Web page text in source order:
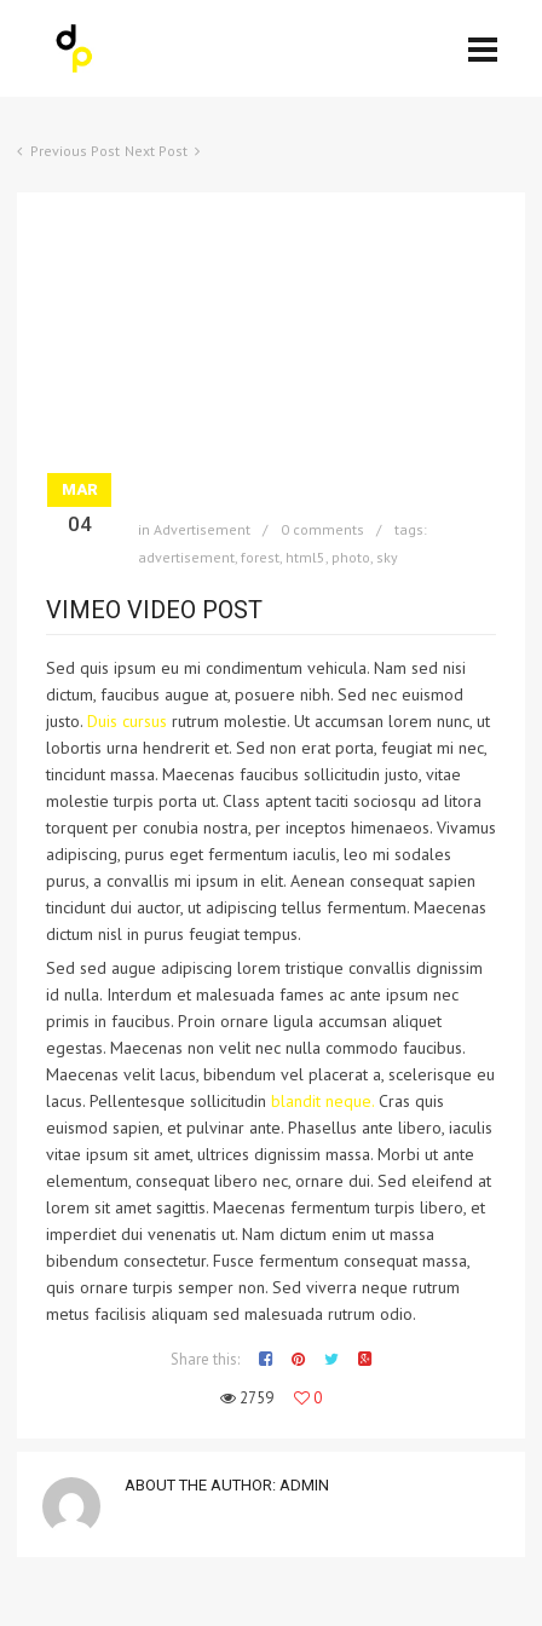
Previous Post Next Post
MAR
04 in Advertisement 0 comments
tags:
advertisement, forest, html5, photo, sky
VIMEO VIDEO POST
Sed quis ipsum eu mi condimentum vehicula. Nam sed nisi
dictum, faucibus augue at, posuere nibh. Sed nec euismod
justo. Duis cursus rutrum molestie. Ut accumsan lorem nunc, ut
lobortis urna hendrerit et. Sed non erat porta, feugiat mi nec,
tincidunt massa. Maecenas faucibus sollicitudin justo, vitae
molestie turpis porta ut. Class aptent taciti sociosqu ad litora
torquent per conubia nostra, per inceptos himenaeos. Vivamus
adipiscing, purus eget fermentum iaculis, leo mi sodales
purus, a convallis mi ipsum in elit. Aenean consequat sapien
tincidunt dui auctor, ut adipiscing tellus fermentum. Maecenas
dictum nisl in purus feugiat tempus.
Sed sed augue adipiscing lorem tristique convallis dignissim
id nulla. Interdum et malesuada fames ac ante ipsum nec
primis in faucibus. Proin ornare ligula accumsan aliquet
egestas. Maecenas non velit nec nulla commodo faucibus.
Maecenas velit lacus, bibendum vel placerat a, scelerisque eu
lacus. Pellentesque sollicitudin blandit neque. Cras quis
euismod sapien, et pulvinar ante. Phasellus ante libero, iaculis
vitae ipsum sit amet, ultrices dignissim massa. Morbi ut ante
elementum, consequat libero nec, ornare dui. Sed eleifend at
lorem sit amet sagittis. Maecenas fermentum turpis libero, et
imperdiet dui venenatis ut. Nam dictum enim ut massa
bibendum consectetur. Fusce fermentum consequat massa,
quis ornare turpis semper non. Sed viverra neque rutrum
metus facilisis aliquam sed malesuada rutrum odio.
Share this:
2759
0
ABOUT THE AUTHOR: ADMIN